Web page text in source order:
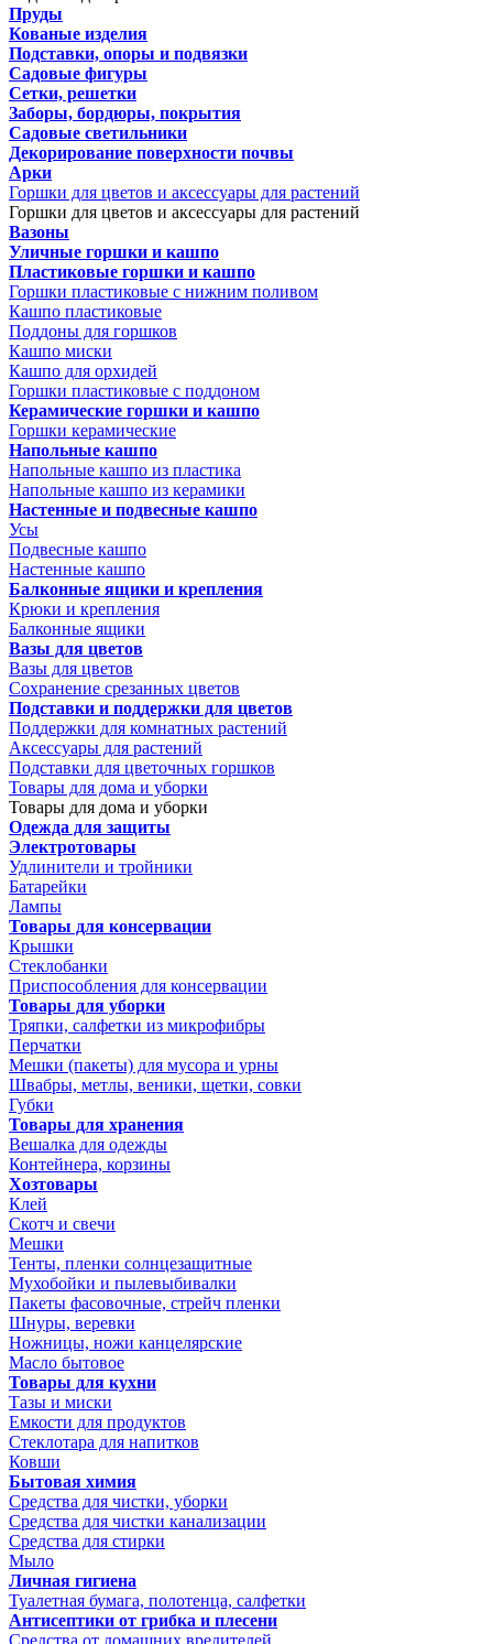
Пруды
Кованые изделия
Подставки, опоры и подвязки
Садовые фигуры
Сетки, решетки
Заборы, бордюры, покрытия
Садовые светильники
Декорирование поверхности почвы
Арки
Горшки для цветов и аксессуары для растений
Горшки для цветов и аксессуары для растений
Вазоны
Уличные горшки и кашпо
Пластиковые горшки и кашпо
Горшки пластиковые с нижним поливом
Кашпо пластиковые
Поддоны для горшков
Кашпо миски
Кашпо для орхидей
Горшки пластиковые с поддоном
Керамические горшки и кашпо
Горшки керамические
Напольные кашпо
Напольные кашпо из пластика
Напольные кашпо из керамики
Настенные и подвесные кашпо
Усы
Подвесные кашпо
Настенные кашпо
Балконные ящики и крепления
Крюки и крепления
Балконные ящики
Вазы для цветов
Вазы для цветов
Сохранение срезанных цветов
Подставки и поддержки для цветов
Поддержки для комнатных растений
Аксессуары для растений
Подставки для цветочных горшков
Товары для дома и уборки
Товары для дома и уборки
Одежда для защиты
Электротовары
Удлинители и тройники
Батарейки
Лампы
Товары для консервации
Крышки
Стеклобанки
Приспособления для консервации
Товары для уборки
Тряпки, салфетки из микрофибры
Перчатки
Мешки (пакеты) для мусора и урны
Швабры, метлы, веники, щетки, совки
Губки
Товары для хранения
Вешалка для одежды
Контейнера, корзины
Хозтовары
Клей
Скотч и свечи
Мешки
Тенты, пленки солнцезащитные
Мухобойки и пылевыбивалки
Пакеты фасовочные, стрейч пленки
Шнуры, веревки
Ножницы, ножи канцелярские
Масло бытовое
Товары для кухни
Тазы и миски
Емкости для продуктов
Стеклотара для напитков
Ковши
Бытовая химия
Средства для чистки, уборки
Средства для чистки канализации
Средства для стирки
Мыло
Личная гигиена
Туалетная бумага, полотенца, салфетки
Антисептики от грибка и плесени
Средства от домашних вредителей